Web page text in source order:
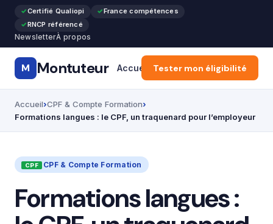
Certifié Qualiopi
France compétences
RNCP référencé
NewsletterÀ propos
M Montuteur Accueil Formation Pro & Cours
Tester mon éligibilité
Accueil CPF & Compte Formation
Formations langues : le CPF, un traquenard pour l’employeur
CPF & Compte Formation
Formations langues :